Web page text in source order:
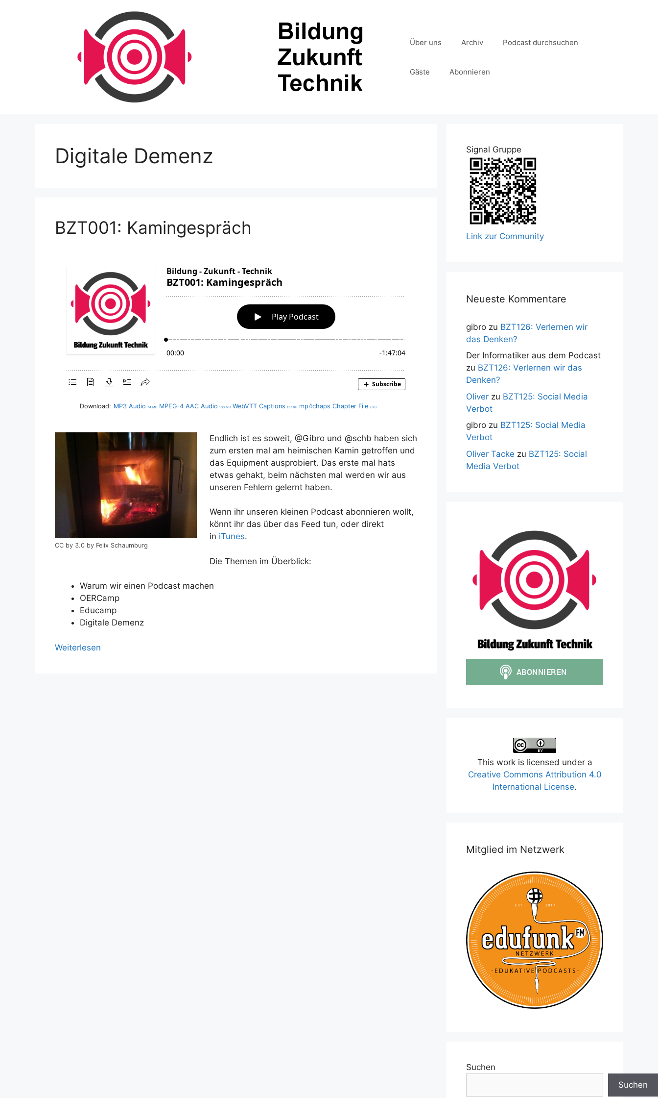
Über uns Archiv Podcast durchsuchen
Gäste Abonnieren
Digitale Demenz
BZT001: Kamingespräch
Download: MP3 Audio 74 MB MPEG-4 AAC Audio 100 MB WebVTT Captions 137 KB mp4chaps Chapter File 2 KB
CC by 3.0 by Felix Schaumburg
Endlich ist es soweit, @Gibro und @schb haben sich
zum ersten mal am heimischen Kamin getroffen und
das Equipment ausprobiert. Das erste mal hats
etwas gehakt, beim nächsten mal werden wir aus
unseren Fehlern gelernt haben.
Wenn ihr unseren kleinen Podcast abonnieren wollt,
könnt ihr das über das Feed tun, oder direkt
in iTunes.
Die Themen im Überblick:
Warum wir einen Podcast machen
OERCamp
Educamp
Digitale Demenz
Weiterlesen
Signal Gruppe
Link zur Community
Neueste Kommentare
gibro zu BZT126: Verlernen wir
das Denken?
Der Informatiker aus dem Podcast
zu BZT126: Verlernen wir das
Denken?
Oliver zu BZT125: Social Media
Verbot
gibro zu BZT125: Social Media
Verbot
Oliver Tacke zu BZT125: Social
Media Verbot
This work is licensed under a
Creative Commons Attribution 4.0
International License.
Mitglied im Netzwerk
Suchen
Suchen